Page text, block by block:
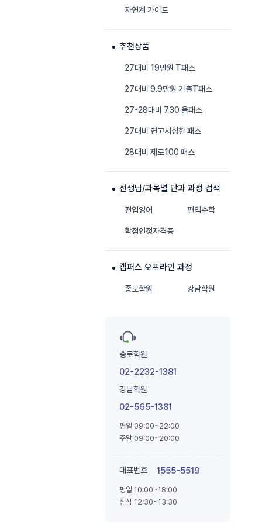
자연계 가이드
추천상품
27대비 19만원 T패스
27대비 9.9만원 기출T패스
27-28대비 730 올패스
27대비 연고서성한 패스
28대비 제로100 패스
선생님/과목별 단과 과정 검색
편입영어 편입수학
학점인정자격증
캠퍼스 오프라인 과정
종로학원 강남학원
종로학원
02-2232-1381
강남학원
02-565-1381
평일 09:00~22:00
주말 09:00~20:00
대표번호 1555-5519
평일 10:00~18:00
점심 12:30~13:30